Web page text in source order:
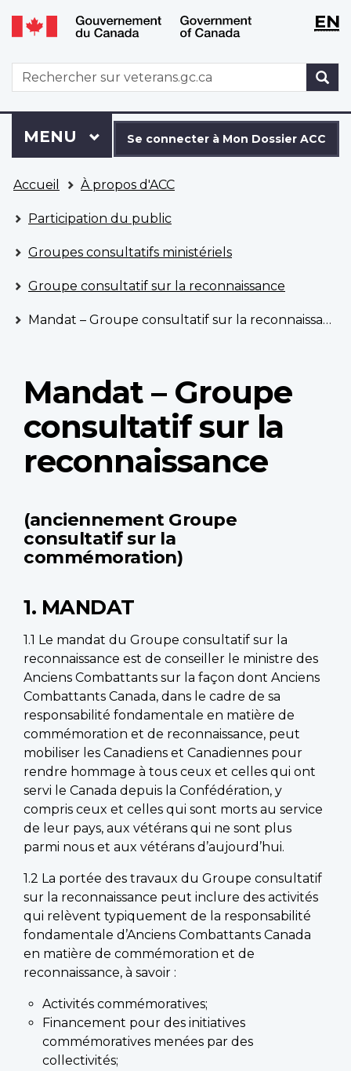
Aller
au
principal
Passer
à
version
HTML
simplifiée
WxT
WxTEN
WxT
Search
form
connecter
à
Dossier
ACC
Se connecter à Mon Dossier ACC
Menu
MENU PRINCIPAL
êtes
ici
Accueil À propos d'ACC
Participation du public
Groupes consultatifs ministériels
Groupe consultatif sur la reconnaissance
Mandat – Groupe consultatif sur la reconnaissance
Mandat – Groupe
consultatif sur la
reconnaissance
(anciennement Groupe
consultatif sur la
commémoration)
1. MANDAT
1.1 Le mandat du Groupe consultatif sur la
reconnaissance est de conseiller le ministre des
Anciens Combattants sur la façon dont Anciens
Combattants Canada, dans le cadre de sa
responsabilité fondamentale en matière de
commémoration et de reconnaissance, peut
mobiliser les Canadiens et Canadiennes pour
rendre hommage à tous ceux et celles qui ont
servi le Canada depuis la Confédération, y
compris ceux et celles qui sont morts au service
de leur pays, aux vétérans qui ne sont plus
parmi nous et aux vétérans d’aujourd’hui.
1.2 La portée des travaux du Groupe consultatif
sur la reconnaissance peut inclure des activités
qui relèvent typiquement de la responsabilité
fondamentale d’Anciens Combattants Canada
en matière de commémoration et de
reconnaissance, à savoir :
Activités commémoratives;
Financement pour des initiatives
commémoratives menées par des
collectivités;